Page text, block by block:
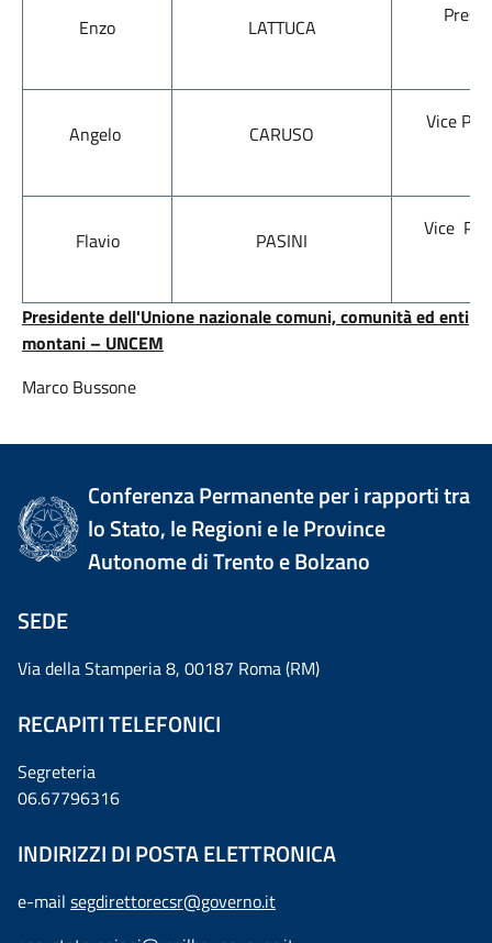
Enzo LATTUCA
Angelo CARUSO Vice
Flavio PASINI Vice
Presidente dell'Unione nazionale comuni, comunità ed enti
montani – UNCEM
Marco Bussone
Conferenza Permanente per i rapporti tra
lo Stato, le Regioni e le Province
Autonome di Trento e Bolzano
SEDE
Via della Stamperia 8, 00187 Roma (RM)
RECAPITI TELEFONICI
Segreteria
06.67796316
INDIRIZZI DI POSTA ELETTRONICA
e-mail segdirettorecsr@governo.it